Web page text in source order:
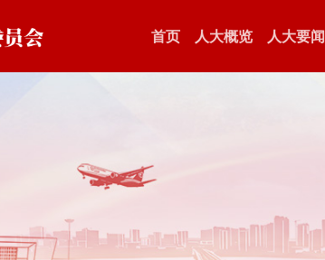
首页 人大概览 人大要闻